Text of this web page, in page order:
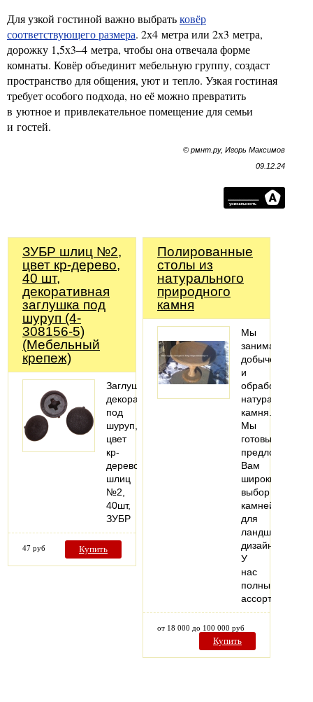
Для узкой гостиной важно выбратьковёр
соответствующего размера. 2х4 метра или 2х3 метра,
дорожку 1,5х3–4 метра, чтобы она отвечала форме
комнаты. Ковёр объединит мебельную группу, создаст
пространство для общения, уют и тепло. Узкая гостиная
требует особого подхода, но её можно превратить
в уютное и привлекательное помещение для семьи
и гостей.
© рмнт.ру, Игорь Максимов
09.12.24
ЗУБР шлиц №2,
цвет кр-дерево,
40 шт,
декоративная
заглушка под
шуруп (4-
308156-5)
(Мебельный
крепеж)
Заглушка
декоративная
под
шуруп,
цвет
кр-
дерево,
шлиц
№2,
40шт,
ЗУБР
47 руб Купить
Полированные
столы из
натурального
природного
камня
Мы
занимаемся
добычей
и
обработкой
натурального
камня.
Мы
готовы
предложить
Вам
широкий
выбор
камней
для
ландшафтного
дизайна.
У
нас
полный
ассортимент…
от 18 000 до 100 000 руб
Купить